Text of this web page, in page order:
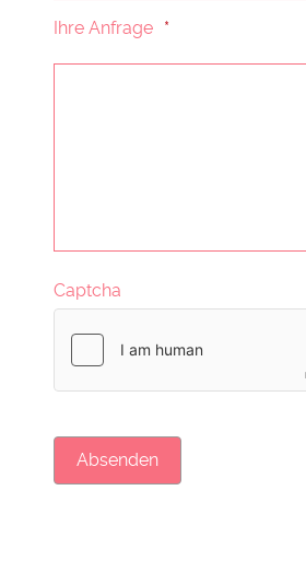
Ihre Anfrage
Captcha